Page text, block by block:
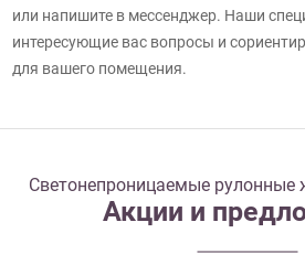
или напишите в мессенджер. Наши
интересующие вас вопросы и
для вашего помещения.
Светонепроницаемые рулонные
Акции и